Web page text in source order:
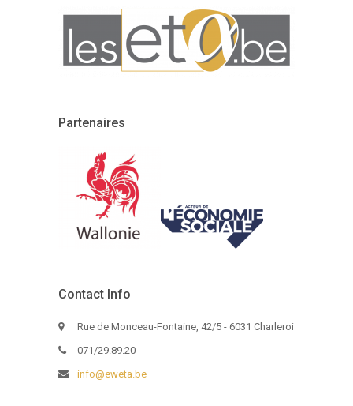
Partenaires
Contact Info
Rue de Monceau-Fontaine, 42/5 - 6031 Charleroi
071/29.89.20
info@eweta.be